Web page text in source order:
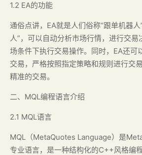
1.2 EA的功能
通俗点讲，EA就是人们俗称“跟单机器
人”，可以自动分析市场行情，进行交
场条件下执行交易操作。同时，EA还可
交易，严格按照指定策略和规则进行交
精准的交易。
二、MQL编程语言介绍
2.1 MQL语言
MQL（MetaQuotes Language）是
专业语言，是一种结构化的C++风格编程